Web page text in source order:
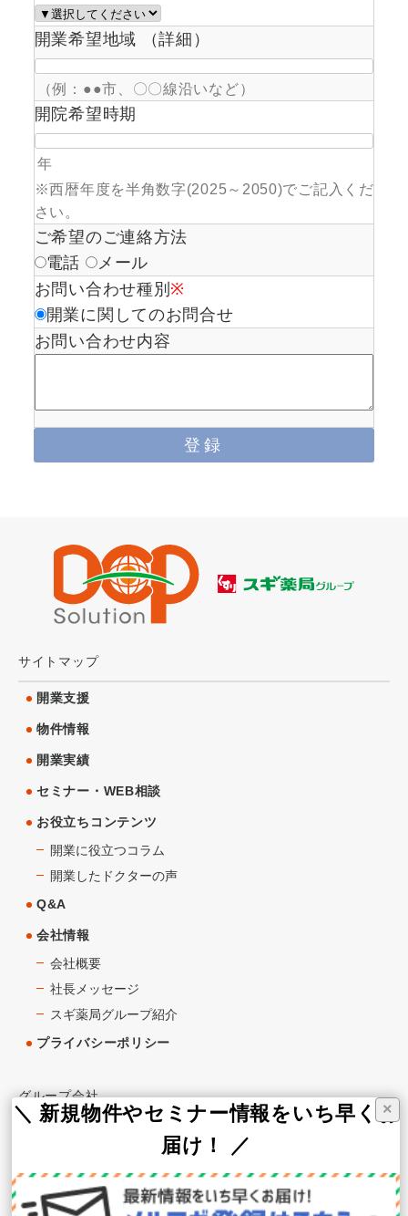
開業希望地域 （詳細）
（例：●●市、〇〇線沿いなど）
開院希望時期
年
※西暦年度を半角数字(2025～2050)でご記入くだ
さい。
ご希望のご連絡方法
電話
メール
お問い合わせ種別 ※
開業に関してのお問合せ
お問い合わせ内容
サイトマップ
開業支援
物件情報
開業実績
セミナー・WEB相談
お役立ちコンテンツ
開業に役立つコラム
開業したドクターの声
Q&A
会社情報
会社概要
社長メッセージ
スギ薬局グループ紹介
プライバシーポリシー
グループ会社
スギメディカル株式会社（WEB支援）
×
＼ 新規物件やセミナー情報をいち早くお
届け！ ／